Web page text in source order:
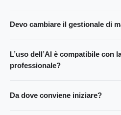
Devo cambiare il gestionale di
L’uso dell’AI è compatibile con
professionale?
Da dove conviene iniziare?